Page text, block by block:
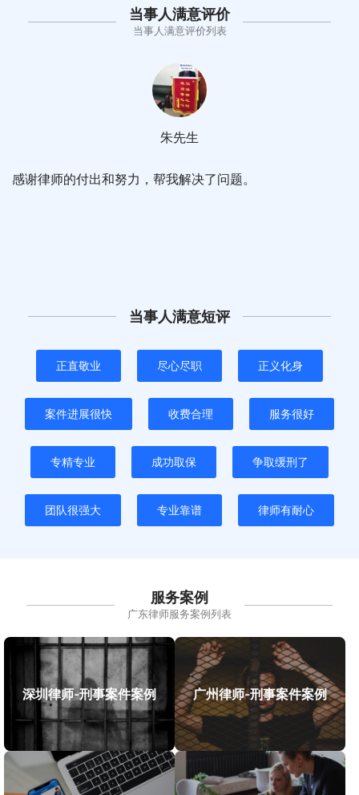
当事人满意评价
当事人满意评价列表
感谢律师的付出和努力，帮我解决了问题。
朱先生
当事人满意短评
正直敬业 尽心尽职 正义化身
案件进展很快 收费合理 服务很好
专精专业 成功取保 争取缓刑了
团队很强大 专业靠谱 律师有耐心
服务案例
广东律师服务案例列表
深圳律师-刑事案件案例 广州律师-刑事案件案例